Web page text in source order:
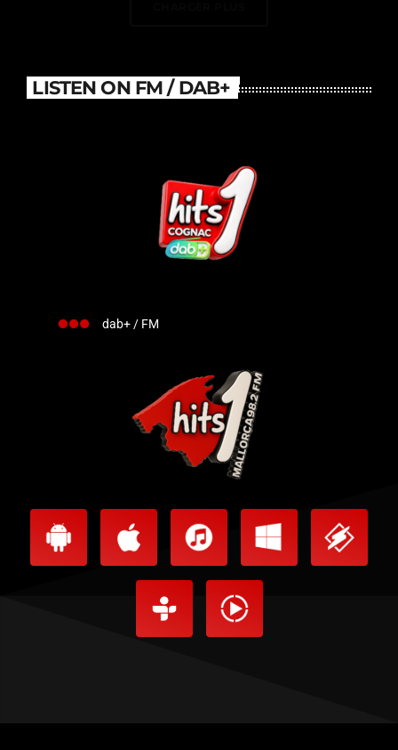
LISTEN ON FM / DAB+
dab+ / FM